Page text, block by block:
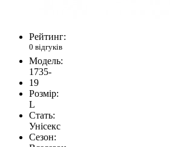
Рейтинг:
0 відгуків
Модель:
1735-
19
Розмір:
L
Стать:
Унісекс
Сезон: